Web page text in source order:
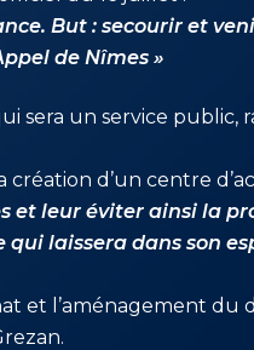
But : secourir et
de Nîmes »
sera un service public,
création d’un centre
et leur éviter ainsi la
qui laissera dans son
et l’aménagement